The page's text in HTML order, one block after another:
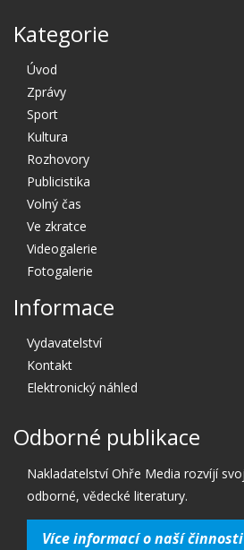
Kategorie
Úvod
Zprávy
Sport
Kultura
Rozhovory
Publicistika
Volný čas
Ve zkratce
Videogalerie
Fotogalerie
Informace
Vydavatelství
Kontakt
Elektronický náhled
Odborné publikace
Nakladatelství Ohře Media rozvíjí
odborné, vědecké literatury.
Více informací o naší činnosti